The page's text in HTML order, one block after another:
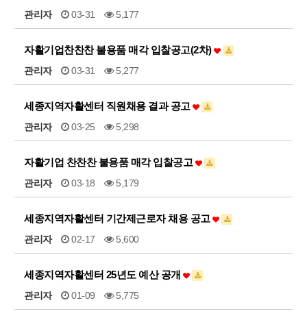
관리자 03-31 5,177
자활기업찬찬찬 불용품 매각 입찰공고(2차)
관리자 03-31 5,277
세종지역자활센터 직원채용 결과 공고
관리자 03-25 5,298
자활기업 찬찬찬 불용품 매각 입찰공고
관리자 03-18 5,179
세종지역자활센터 기간제근로자 채용 공고
관리자 02-17 5,600
세종지역자활센터 25년도 예산 공개
관리자 01-09 5,775